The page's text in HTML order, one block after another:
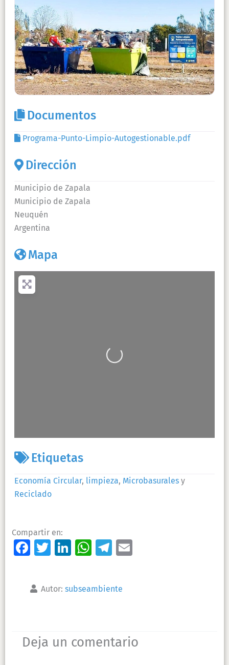
Documentos
Programa-Punto-Limpio-Autogestionable.pdf
Dirección
Municipio de Zapala
Municipio de Zapala
Neuquén
Argentina
Mapa
+
−
Cargando…
Etiquetas
Economía Circular, limpieza, Microbasurales y
Reciclado
Compartir en:
Facebook
Twitter
LinkedIn
WhatsApp
Telegram
Autor: subseambiente